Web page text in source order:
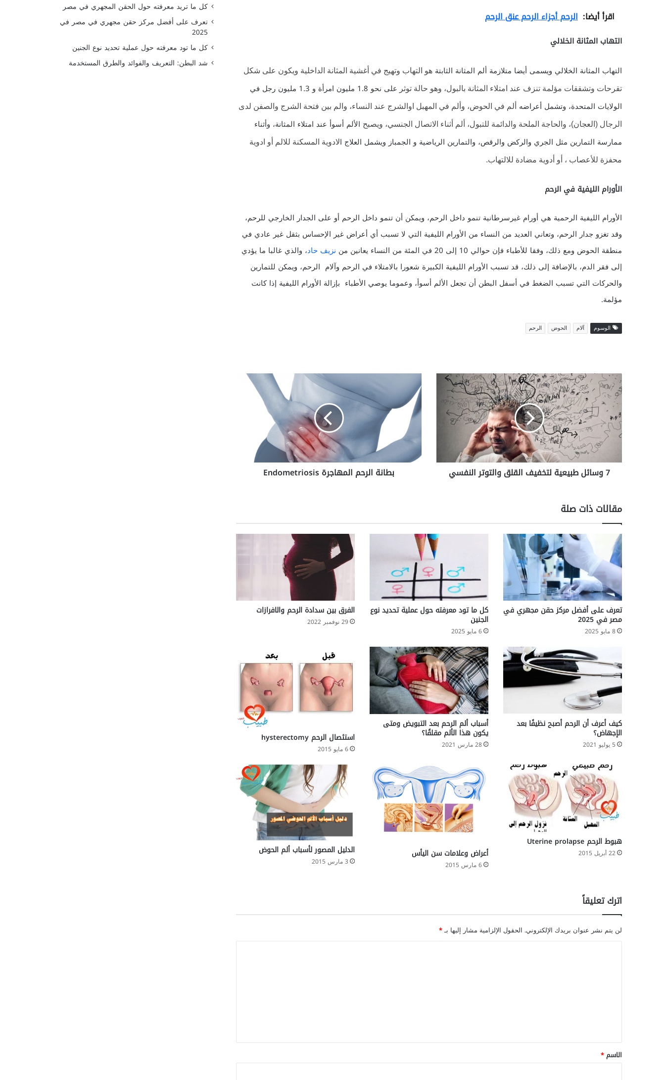
اقرأ أيضا: الرحم أجزاء الرحم عنق الرحم
التهاب المثانة الخلالي
التهاب المثانة الخلالي ويسمى أيضا متلازمة ألم المثانة الثابتة هو التهاب وتهيج في أغشية المثانة الداخلية ويكون على شكل
تقرحات وتشققات مؤلمة تنزف عند امتلاء المثانة بالبول، وهو حالة توثر
على نحو 1.8 مليون امرأة و 1.3 مليون رجل في
الولايات المتحدة، وتشمل أعراضه
ألم في الحوض، وألم في المهبل اوالشرج عند النساء، والم بين فتحة الشرج والصفن لدى
الرجال (العجان)، والحاجة الملحة والدائمة للتبول، ألم أثناء الاتصال الجنسي، ويصبح الألم أسوأ عند امتلاء المثانة، وأثناء
ممارسة التمارين مثل الجري والركض والرقص، والتمارين الرياضية و الجمباز ويشمل العلاج الادوية المسكنة للالم أو ادوية
محفزة للأعصاب ، أو أدوية مضادة للالتهاب.
الأورام الليفية في الرحم
الأورام الليفية الرحمية هي أورام غيرسرطانية تنمو داخل الرحم، ويمكن أن تنمو داخل الرحم أو على الجدار الخارجي للرحم،
وقد تغزو جدار الرحم، وتعاني العديد من النساء من الأورام الليفية التي لا تسبب أي أعراض غير الإحساس بثقل غير عادي في
منطقة الحوض ومع ذلك، وفقا للأطباء فإن حوالي 10 إلى 20 في المئة من النساء يعانين من
نزيف حاد، والذي غالبا ما يؤدي
إلى فقر الدم، بالإضافة إلى ذلك، قد تسبب الأورام الليفية الكبيرة شعورا بالامتلاء في الرحم وآلام الرحم، ويمكن للتمارين
والحركات التي تسبب الضغط في أسفل البطن أن تجعل الألم أسوأ، وعموما يوصي الأطباء بإزالة الأورام الليفية إذا كانت
مؤلمة.
الوسوم آلام الحوض الرحم
7
وسائل
طبيعية
لتخفيف
القلق
والتوتر
النفسي
7 وسائل طبيعية لتخفيف القلق والتوتر النفسي
بطانة
الرحم
المهاجرة
Endometriosis
بطانة الرحم المهاجرة Endometriosis
مقالات ذات صلة
تعرف على أفضل مركز حقن مجهري في
مصر في 2025
8 مايو 2025
كل ما تود معرفته حول عملية تحديد نوع
الجنين
6 مايو 2025
الفرق بين سدادة الرحم والافرازات
29 نوفمبر 2022
كيف أعرف أن الرحم أصبح نظيفًا بعد
الإجهاض؟
5 يوليو 2021
أسباب ألم الرحم بعد التبويض ومتى
يكون هذا الألم مقلقًا؟
28 مارس 2021
استئصال الرحم hysterectomy
6 مايو 2015
هبوط الرحم Uterine prolapse
22 أبريل 2015 أعراض وعلامات سن اليأس
6 مارس 2015
الدليل المصور لأسباب ألم الحوض
3 مارس 2015
اترك تعليقاً
لن يتم نشر عنوان بريدك الإلكتروني. الحقول الإلزامية مشار إليها بـ*
*
الاسم*
كل ما تريد معرفته حول الحقن المجهري في مصر
تعرف على أفضل مركز حقن مجهري في مصر في
2025
كل ما تود معرفته حول عملية تحديد نوع الجنين
شد البطن: التعريف والفوائد والطرق المستخدمة